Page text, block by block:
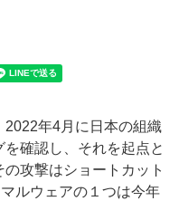
2022年4月に日本の組織
確認し、それを起点と
攻撃はショートカット
ルウェアの１つは今年